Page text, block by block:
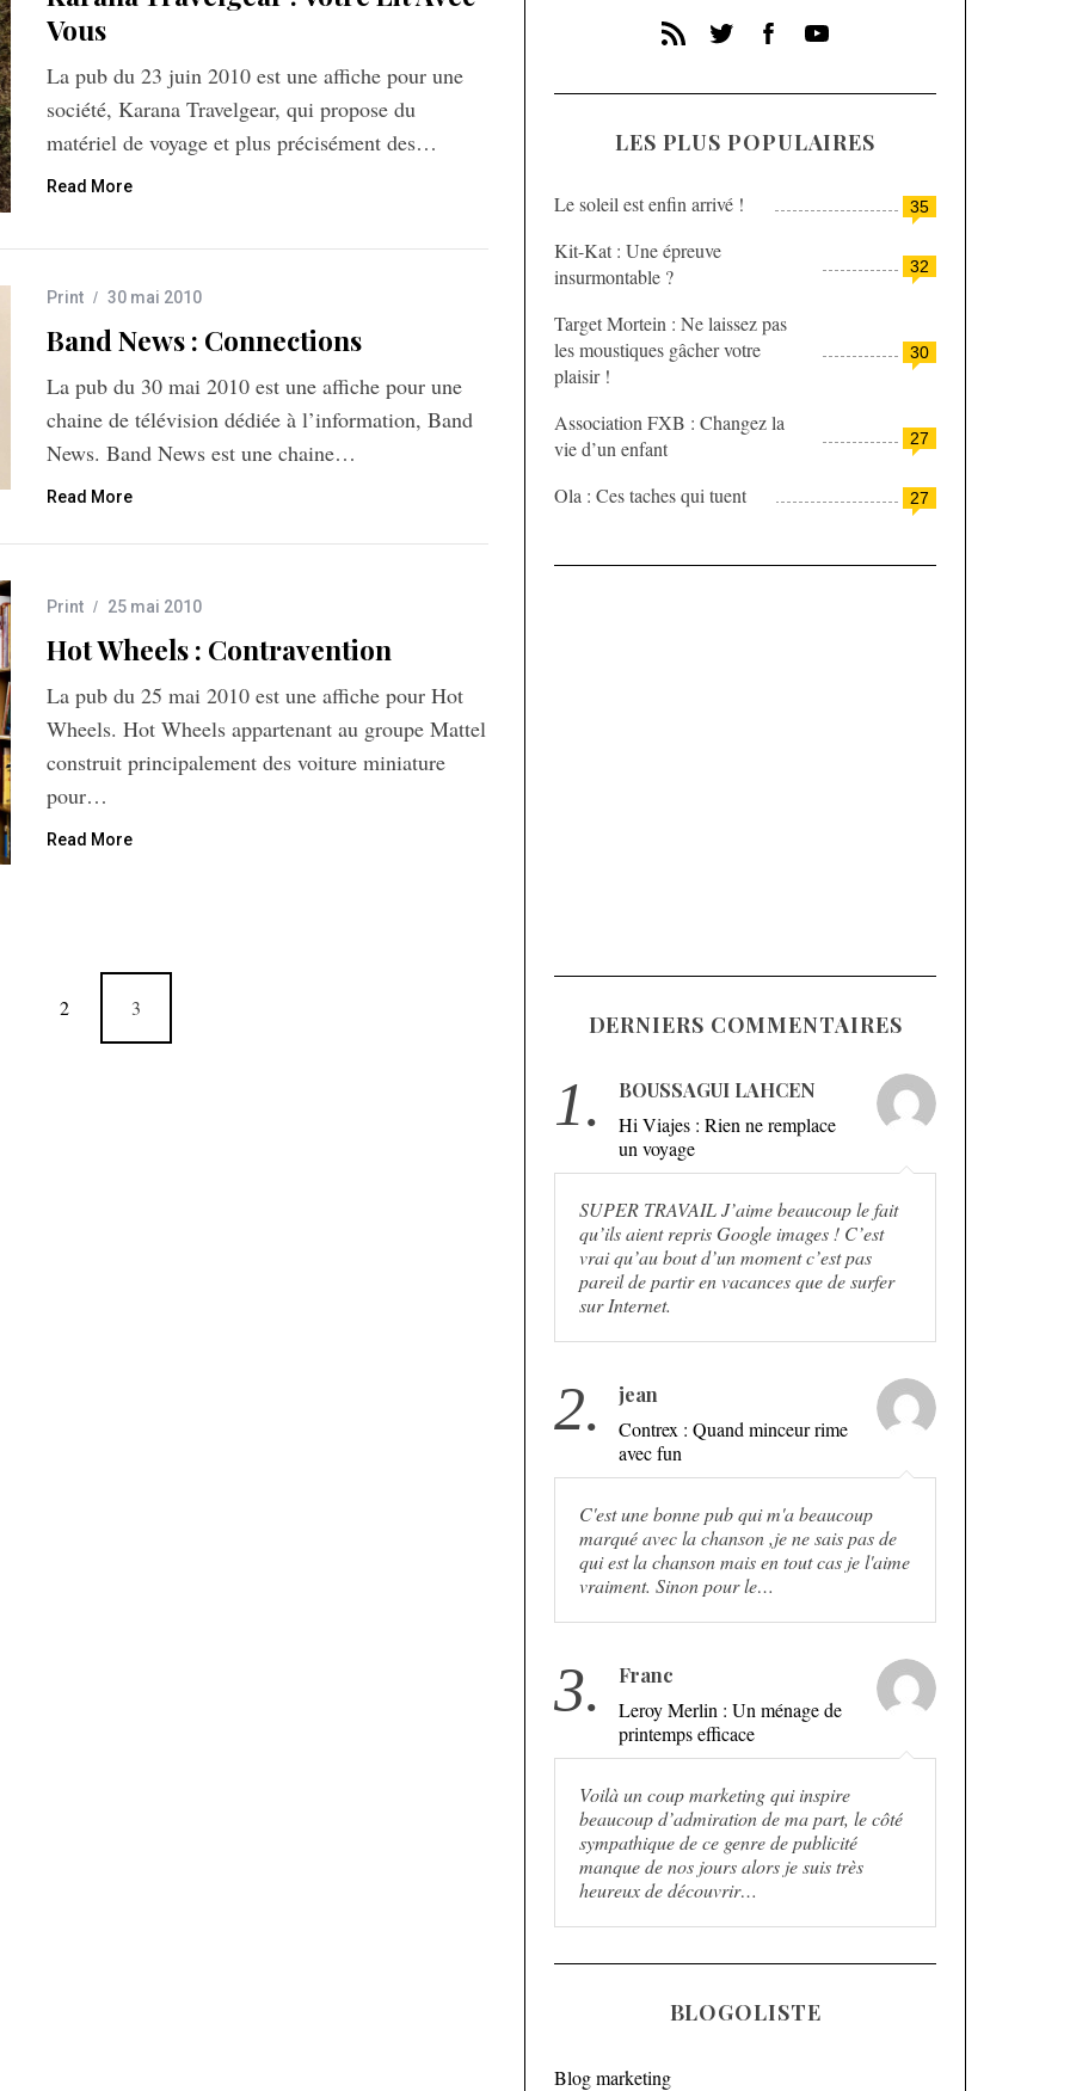
Vous
La pub du 23 juin 2010 est une affiche pour une
société, Karana Travelgear, qui propose du
matériel de voyage et plus précisément des…
Read More
Print 30 mai 2010
Band News : Connections
La pub du 30 mai 2010 est une affiche pour une
chaine de télévision dédiée à l’information, Band
News. Band News est une chaine…
Read More
Print 25 mai 2010
Hot Wheels : Contravention
La pub du 25 mai 2010 est une affiche pour Hot
Wheels. Hot Wheels appartenant au groupe Mattel
construit principalement des voiture miniature
pour…
Read More
2 3
LES PLUS POPULAIRES
35
Le soleil est enfin arrivé !
32
Kit-Kat : Une épreuve
insurmontable ?
30
Target Mortein : Ne laissez pas
les moustiques gâcher votre
plaisir !
27
Association FXB : Changez la
vie d’un enfant
27
Ola : Ces taches qui tuent
DERNIERS COMMENTAIRES
1.
BOUSSAGUI LAHCEN
Hi Viajes : Rien ne remplace
un voyage
SUPER TRAVAIL J’aime beaucoup le fait
qu’ils aient repris Google images ! C’est
vrai qu’au bout d’un moment c’est pas
pareil de partir en vacances que de surfer
sur Internet.
2.
jean
Contrex : Quand minceur rime
avec fun
C'est une bonne pub qui m'a beaucoup
marqué avec la chanson ,je ne sais pas de
qui est la chanson mais en tout cas je l'aime
vraiment. Sinon pour le…
3.
Franc
Leroy Merlin : Un ménage de
printemps efficace
Voilà un coup marketing qui inspire
beaucoup d’admiration de ma part, le côté
sympathique de ce genre de publicité
manque de nos jours alors je suis très
heureux de découvrir…
BLOGOLISTE
Blog marketing